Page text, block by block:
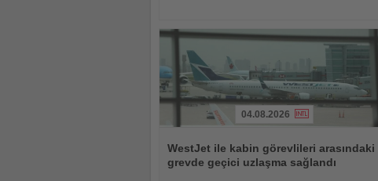
Oku
04.08.2026
WestJet ile kabin görevlileri arasındaki
grevde geçici uzlaşma sağlandı